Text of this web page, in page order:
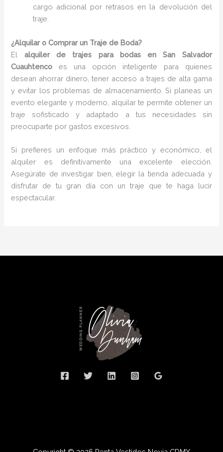
cargo adicional por retrasos en la devolución del
traje.
¿Alquilar o Comprar un Traje de Boda?
El alquiler de trajes para bodas en San Salvador
Cuauhtenco es una opción inteligente para quienes
desean ahorrar dinero, tener acceso a trajes de alta gama
y evitar los problemas de almacenamiento. Si planeas un
evento elegante y moderno, alquilar te permite obtener un
traje sofisticado y adaptado a tus necesidades sin
preocuparte por gastos excesivos.
Si prefieres un enfoque más práctico y económico, el
alquiler es definitivamente una excelente elección.
Asegúrate de investigar bien, elegir la tienda adecuada y
disfrutar de tu gran día con un traje que te haga lucir
espectacular.